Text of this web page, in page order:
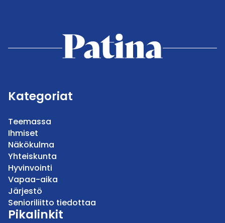
Kategoriat
Teemassa
Ihmiset
Näkökulma
Yhteiskunta
Hyvinvointi
Vapaa-aika
Järjestö
Senioriliitto tiedottaa
Pikalinkit